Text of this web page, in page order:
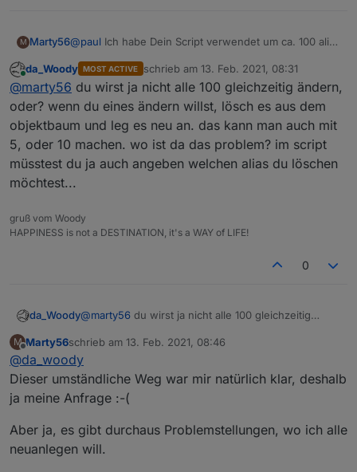
M Marty56@paul Ich habe Dein Script verwendet um ca. 100 alias
Es kommt vor, dass ich diese Aliases updaten möchte,
weil sich irgendetwas geändert hat.
Leider kann ich bestehende Aliases nicht
überschreiben, so dass ich sie immer manuell löschen
muss, was bei 100 Aliases nicht mehr gut funktioniert.
Wäre es möglich, dass man per Script einen Alias
löscht und dann wieder neu anlegt?
Online
da_Woody MOST ACTIVE schrieb am 13. Feb. 2021, 08:31
zuletzt editiert von
@marty56 du wirst ja nicht alle 100 gleichzeitig ändern,
oder? wenn du eines ändern willst, lösch es aus dem
objektbaum und leg es neu an. das kann man auch mit
5, oder 10 machen. wo ist da das problem? im script
müsstest du ja auch angeben welchen alias du löschen
möchtest...
gruß vom Woody
HAPPINESS is not a DESTINATION, it's a WAY of LIFE!
0
da_Woody@marty56 du wirst ja nicht alle 100 gleichzeitig
es aus dem objektbaum und leg es neu an. das
kann man auch mit 5, oder 10 machen. wo ist da das
problem? im script müsstest du ja auch angeben
welchen alias du löschen möchtest...
M
Offline
Marty56schrieb am 13. Feb. 2021, 08:46
zuletzt editiert von
@da_woody
Dieser umständliche Weg war mir natürlich klar, deshalb
ja meine Anfrage :-(
Aber ja, es gibt durchaus Problemstellungen, wo ich alle
neuanlegen will.